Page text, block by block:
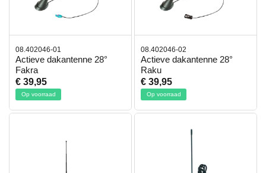
08.402046-01
Actieve dakantenne 28°
Fakra
€ 39,95
Op voorraad
08.402046-02
Actieve dakantenne 28°
Raku
€ 39,95
Op voorraad